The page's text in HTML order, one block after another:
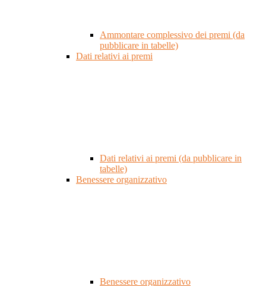
Ammontare complessivo dei premi (da
pubblicare in tabelle)
Dati relativi ai premi
Dati relativi ai premi (da pubblicare in
tabelle)
Benessere organizzativo
Benessere organizzativo